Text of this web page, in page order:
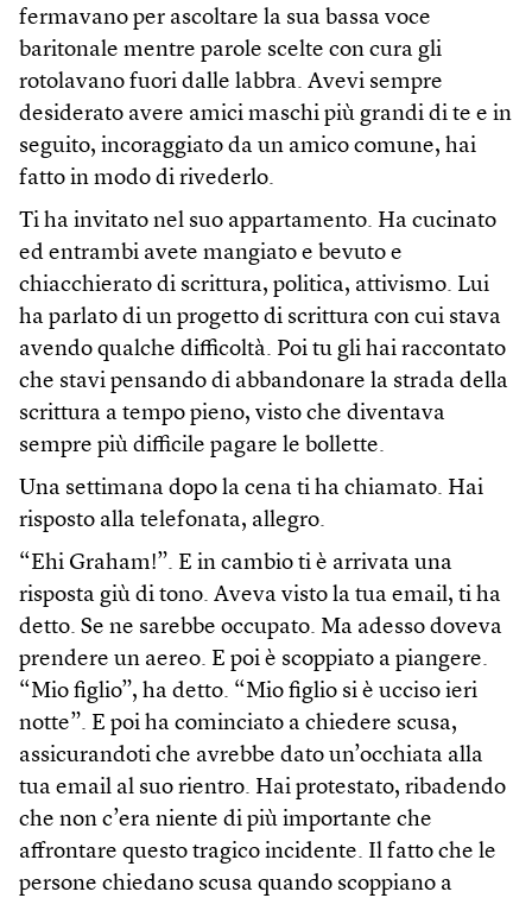
fermavano per ascoltare la sua bassa voce
baritonale mentre parole scelte con cura gli
rotolavano fuori dalle labbra. Avevi sempre
desiderato avere amici maschi più grandi di te e in
seguito, incoraggiato da un amico comune, hai
fatto in modo di rivederlo.
Ti ha invitato nel suo appartamento. Ha cucinato
ed entrambi avete mangiato e bevuto e
chiacchierato di scrittura, politica, attivismo. Lui
ha parlato di un progetto di scrittura con cui stava
avendo qualche difficoltà. Poi tu gli hai raccontato
che stavi pensando di abbandonare la strada della
scrittura a tempo pieno, visto che diventava
sempre più difficile pagare le bollette.
Una settimana dopo la cena ti ha chiamato. Hai
risposto alla telefonata, allegro.
“Ehi Graham!”. E in cambio ti è arrivata una
risposta giù di tono. Aveva visto la tua email, ti ha
detto. Se ne sarebbe occupato. Ma adesso doveva
prendere un aereo. E poi è scoppiato a piangere.
“Mio figlio”, ha detto. “Mio figlio si è ucciso ieri
notte”. E poi ha cominciato a chiedere scusa,
assicurandoti che avrebbe dato un’occhiata alla
tua email al suo rientro. Hai protestato, ribadendo
che non c’era niente di più importante che
affrontare questo tragico incidente. Il fatto che le
persone chiedano scusa quando scoppiano a